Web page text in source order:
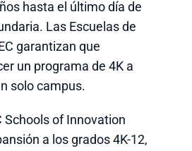
hasta el último día de
Las Escuelas de
garantizan que
un programa de 4K a
solo campus.
Schools of Innovation
a los grados 4K-12,